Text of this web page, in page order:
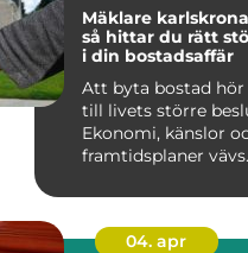
Mäklare karlskrona
så hittar du rätt
i din bostadsaffär
Att byta bostad hör
till livets större
Ekonomi, känslor
framtidsplaner vävs
04. apr